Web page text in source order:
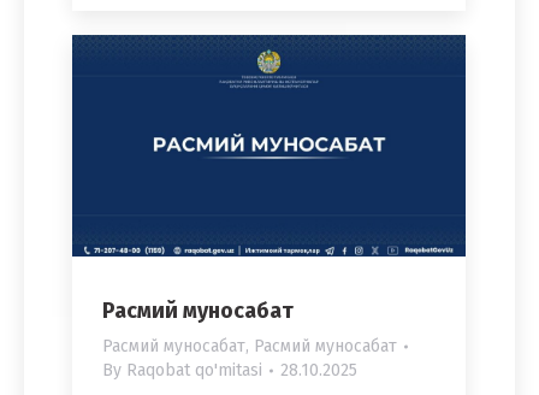
Расмий муносабат
Расмий муносабат, Расмий муносабат
By Raqobat qo'mitasi 28.10.2025